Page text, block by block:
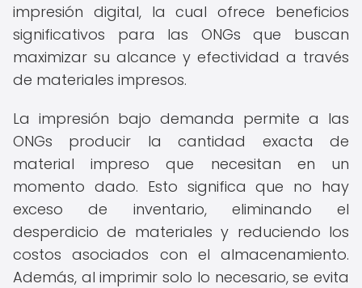
impresión digital, la cual ofrece beneficios
significativos para las ONGs que buscan
maximizar su alcance y efectividad a través
de materiales impresos.
La impresión bajo demanda permite a las
ONGs producir la cantidad exacta de
material impreso que necesitan en un
momento dado. Esto significa que no hay
exceso de inventario, eliminando el
desperdicio de materiales y reduciendo los
costos asociados con el almacenamiento.
Además, al imprimir solo lo necesario, se evita